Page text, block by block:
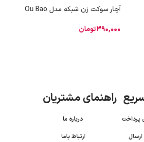
آچار سوکت زن شبکه مدل Ou Bao
390,000تومان
راهنمای مشتریان
پرداختدرباره ما
ارتباط باما